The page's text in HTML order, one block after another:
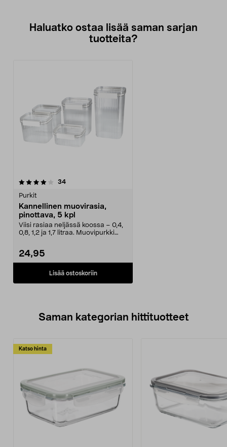
Haluatko ostaa lisää saman sarjan
tuotteita?
34arvostelut
Purkit
Kannellinen muovirasia,
pinottava, 5 kpl
Viisi rasiaa neljässä koossa – 0,4,
0,8, 1,2 ja 1,7 litraa. Muovipurkki
24,95
Lisää ostoskoriin
Saman kategorian hittituotteet
Katso hinta